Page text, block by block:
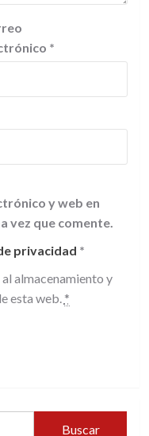
*
y web en
vez que comente.
privacidad *
almacenamiento y
esta web. *